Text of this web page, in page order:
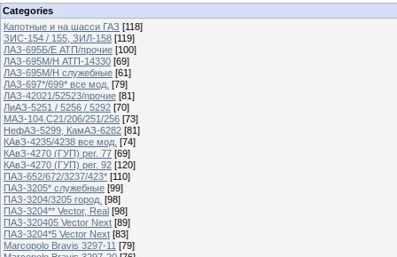
Categories
Капотные и на шасси ГАЗ [118]
ЗИС-154 / 155, ЗИЛ-158 [119]
ЛАЗ-695Б/Е АТП/прочие [100]
ЛАЗ-695М/Н АТП-14330 [69]
ЛАЗ-695М/Н служебные [61]
ЛАЗ-697*/699* все мод. [79]
ЛАЗ-42021/52523/прочие [81]
ЛиАЗ-5251 / 5256 / 5292 [70]
МАЗ-104.C21/206/251/256 [73]
НефАЗ-5299, КамАЗ-6282 [81]
КАвЗ-4235/4238 все мод. [74]
КАвЗ-4270 (ГУП) рег. 77 [69]
КАвЗ-4270 (ГУП) рег. 92 [120]
ПАЗ-652/672/3237/423* [110]
ПАЗ-3205* служебные [99]
ПАЗ-3204/3205 город. [98]
ПАЗ-3204** Vector, Real [98]
ПАЗ-320405 Vector Next [89]
ПАЗ-3204*5 Vector Next [83]
Marcopolo Bravis 3297-11 [79]